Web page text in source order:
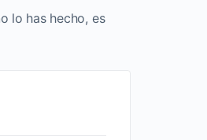
lo has hecho, es